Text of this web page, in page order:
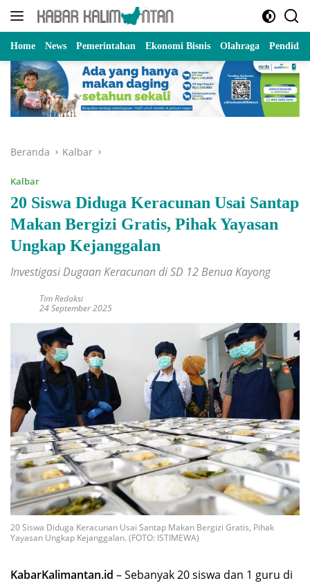
Langsung
Home News Pemerintahan Ekonomi Bisnis Olahraga
Beranda Kalbar
Kalbar
20 Siswa Diduga Keracunan Usai Santap
Makan Bergizi Gratis, Pihak Yayasan
Ungkap Kejanggalan
Investigasi Dugaan Keracunan di SD 12 Benua Kayong
Tim Redaksi
24 September 2025
20 Siswa Diduga Keracunan Usai Santap Makan Bergizi Gratis, Pihak
Yayasan Ungkap Kejanggalan. (FOTO: ISTIMEWA)
KabarKalimantan.id – Sebanyak 20 siswa dan 1 guru di